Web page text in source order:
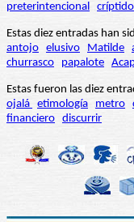
preterintencional críptido
Estas diez entradas han
antojo elusivo Matilde
churrasco
papalote
Estas fueron las diez
ojalá etimología metro
financiero discurrir